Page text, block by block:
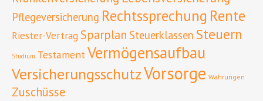
Pflegeversicherung Rechtssprechung Rente
Riester-Vertrag Sparplan Steuerklassen Steuern
Studium TestamentVermögensaufbau
VersicherungsschutzVorsorge Währungen
Zuschüsse